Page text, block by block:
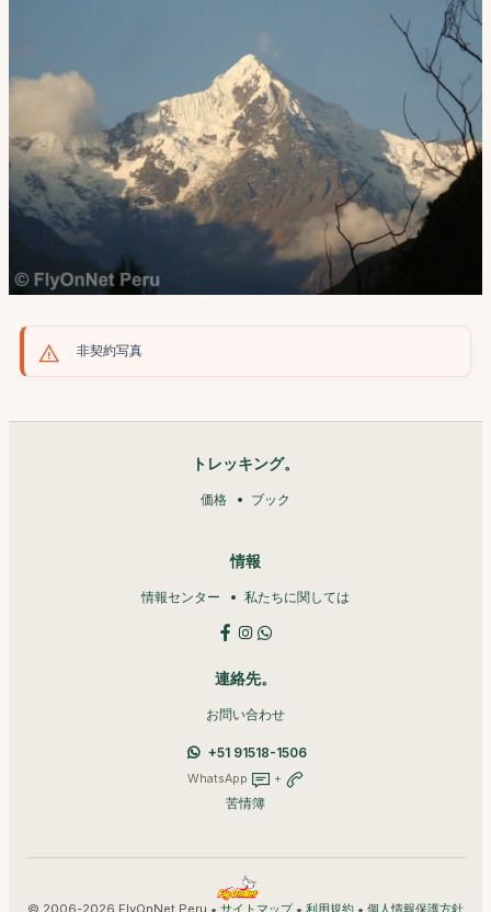
非契約写真
トレッキング。
価格 ブック
情報
情報センター 私たちに関しては
連絡先。
お問い合わせ
+51 91518-1506
WhatsApp +
苦情簿
© 2006-2026 FlyOnNet Peru • • •